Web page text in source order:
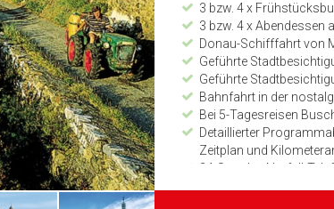
3 bzw. 4 x
3 bzw. 4 x Abendessen
Donau-Schifffahrt von
Geführte
Geführte
Bahnfahrt in der
Bei 5-Tagesreisen
Detaillierter
Zeitplan und
24-Stunden Notfall-